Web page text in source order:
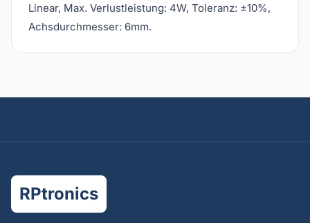
Linear, Max. Verlustleistung: 4W, Toleranz: ±10%,
Achsdurchmesser: 6mm.
RPtronics